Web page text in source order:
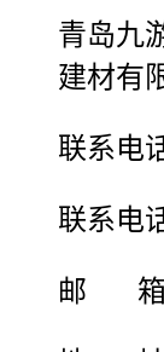
青岛九
建材有
联系电
联系电
邮 箱